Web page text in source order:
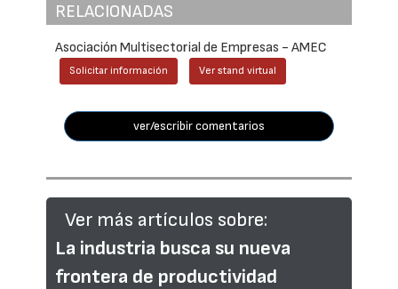
RELACIONADAS
Asociación Multisectorial de Empresas - AMEC
Solicitar información Ver stand virtual
ver/escribir comentarios
Ver más artículos sobre:
La industria busca su nueva
frontera de productividad